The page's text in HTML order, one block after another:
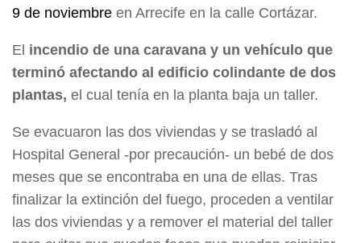
9 de noviembre en Arrecife en la calle Cortázar.
El incendio de una caravana y un vehículo que
terminó afectando al edificio colindante de dos
plantas, el cual tenía en la planta baja un taller.
Se evacuaron las dos viviendas y se trasladó al
Hospital General -por precaución- un bebé de dos
meses que se encontraba en una de ellas. Tras
finalizar la extinción del fuego, proceden a ventilar
las dos viviendas y a remover el material del taller